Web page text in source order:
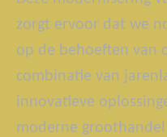
zorgt ervoor dat we
op de behoeften van
combinatie van
innovatieve
moderne